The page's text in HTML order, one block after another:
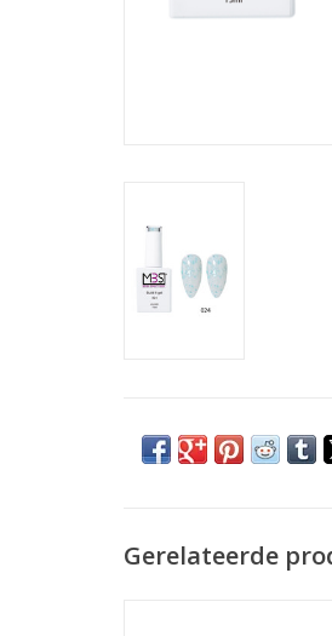
Gerelateerde